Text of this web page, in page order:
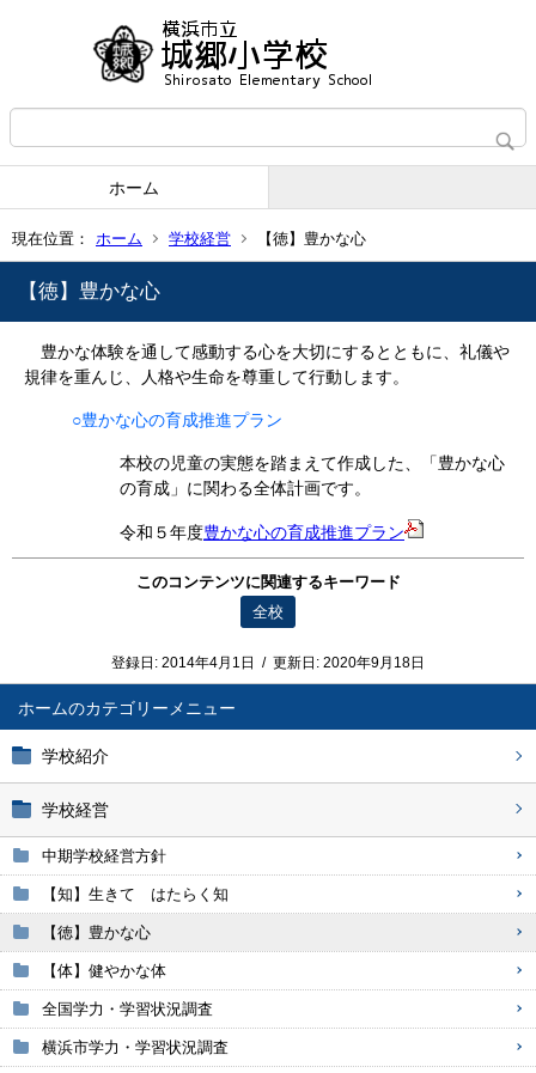
ホーム
現在位置： ホーム 学校経営 【徳】豊かな心
ホーム
学校紹介
学校経営
中期学校経営方針
【知】生きて はたらく知
【徳】豊かな心
【体】健やかな体
全国学力・学習状況調査
横浜市学力・学習状況調査
【徳】豊かな心
豊かな体験を通して感動する心を大切にするとともに、礼儀や
規律を重んじ、人格や生命を尊重して行動します。
○豊かな心の育成推進プラン
本校の児童の実態を踏まえて作成した、「豊かな心
の育成」に関わる全体計画です。
令和５年度豊かな心の育成推進プラン
このコンテンツに関連するキーワード
全校
登録日: 2014年4月1日 / 更新日: 2020年9月18日